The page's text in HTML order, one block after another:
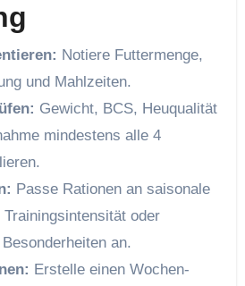
Notiere Futtermenge,
und Mahlzeiten.
Gewicht, BCS, Heuqualität
mindestens alle 4
Passe Rationen an saisonale
Trainingsintensität oder
an.
Erstelle einen Wochen-